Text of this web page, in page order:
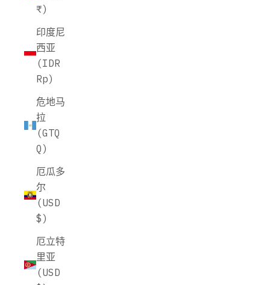
₹)
印度尼
西亚
(IDR
Rp)
危地马
拉
(GTQ
Q)
厄瓜多
尔
(USD
$)
厄立特
里亚
(USD